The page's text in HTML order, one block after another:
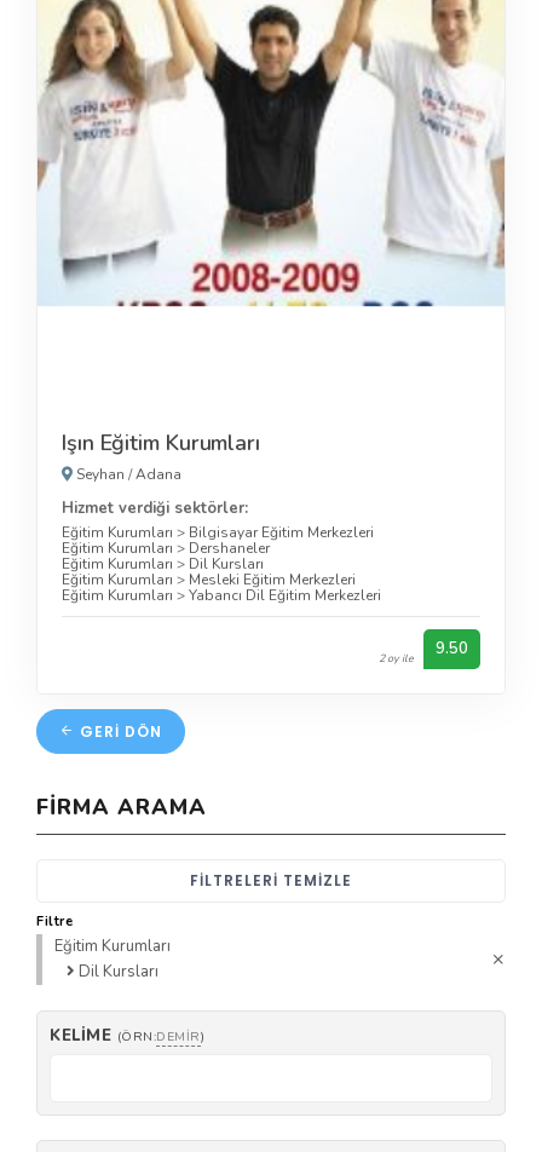
Işın Eğitim Kurumları
Seyhan /Adana
Hizmet verdiği sektörler:
Eğitim Kurumları > Bilgisayar Eğitim Merkezleri
Eğitim Kurumları > Dershaneler
Eğitim Kurumları > Dil Kursları
Eğitim Kurumları > Mesleki Eğitim Merkezleri
Eğitim Kurumları >Yabancı Dil Eğitim Merkezleri
2 oy ile 9.50
GERI DÖN
FIRMA ARAMA
FILTRELERI TEMIZLE
Filtre
Eğitim Kurumları
Dil Kursları
KELIME (ÖRN:DEMIR)